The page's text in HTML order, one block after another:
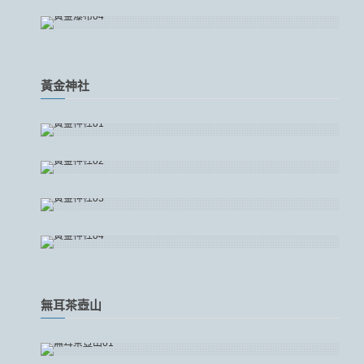
黃金神社
無耳茶壺山